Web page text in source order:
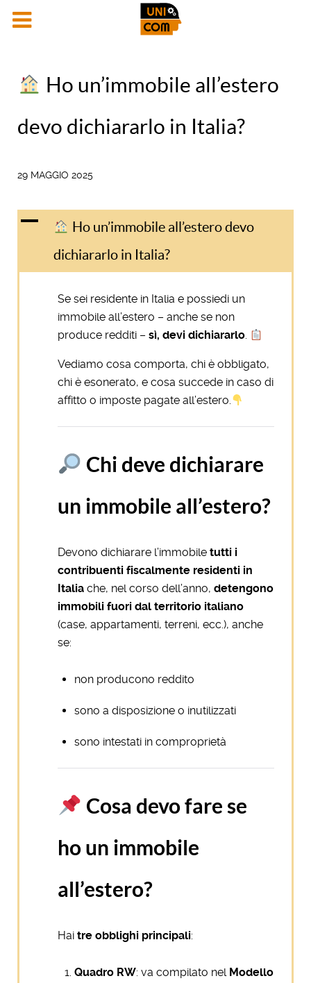
Ho un’immobile all’estero
devo dichiararlo in Italia?
29 MAGGIO 2025
A
Ho un’immobile all’estero devo
dichiararlo in Italia?
Se sei residente in Italia e possiedi un
immobile all’estero – anche se non
produce redditi – sì, devi dichiararlo.
Vediamo cosa comporta, chi è obbligato,
chi è esonerato, e cosa succede in caso di
affitto o imposte pagate all’estero.
Chi deve dichiarare
un immobile all’estero?
Devono dichiarare l’immobile tutti i
contribuenti fiscalmente residenti in
Italia che, nel corso dell’anno, detengono
immobili fuori dal territorio italiano
(case, appartamenti, terreni, ecc.), anche
se:
non producono reddito
sono a disposizione o inutilizzati
sono intestati in comproprietà
Cosa devo fare se
ho un immobile
all’estero?
Hai tre obblighi principali:
Quadro RW: va compilato nel Modello